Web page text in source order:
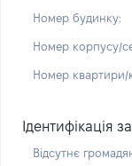
Номер будинку:
Номер корпусу/
Номер квартири/
Ідентифікація
Відсутнє